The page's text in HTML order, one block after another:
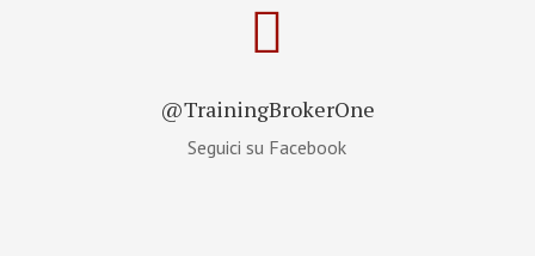

@TrainingBrokerOne
Seguici su Facebook